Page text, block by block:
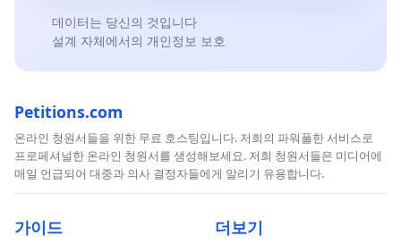
데이터는 당신의 것입니다
설계 자체에서의 개인정보 보호
Petitions.com
온라인 청원서들을 위한 무료 호스팅입니다. 저희의 파워풀한 서비스로
프로페셔널한 온라인 청원서를 생성해보세요. 저희 청원서들은 미디어에
매일 언급되어 대중과 의사 결정자들에게 알리기 유용합니다.
가이드 더보기